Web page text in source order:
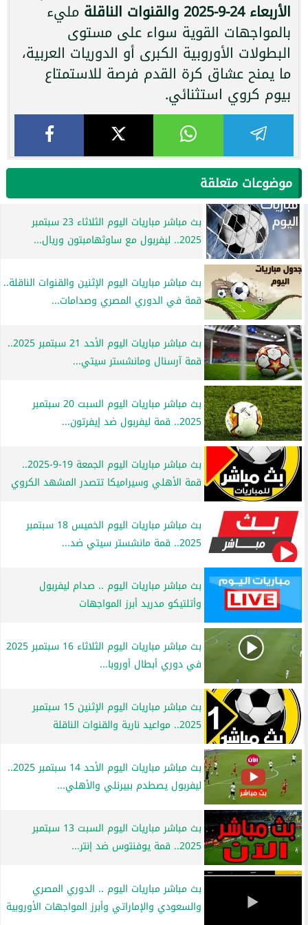
الأربعاء 24-9-2025 والقنوات الناقلة مليء
بالمواجهات القوية سواء على مستوى
البطولات الأوروبية الكبرى أو الدوريات العربية،
ما يمنح عشاق كرة القدم فرصة للاستمتاع
بيوم كروي استثنائي.
موضوعات متعلقة
بث مباشر مباريات اليوم الثلاثاء 23 سبتمبر
2025.. ليفربول مع ساوثهامبتون وريال...
بث مباشر مباريات اليوم الإثنين والقنوات الناقلة..
قمة في الدوري المصري وصدامات...
بث مباشر مباريات اليوم الأحد 21 سبتمبر 2025..
قمة آرسنال ومانشستر سيتي...
بث مباشر مباريات اليوم السبت 20 سبتمبر
2025.. قمة ليفربول ضد إيفرتون...
بث مباشر مباريات اليوم الجمعة 19-9-2025..
قمة الأهلي وسيراميكا تتصدر المشهد الكروي
بث مباشر مباريات اليوم الخميس 18 سبتمبر
2025.. قمة مانشستر سيتي ضد...
بث مباشر مباريات اليوم .. صدام ليفربول
وأتلتيكو مدريد أبرز المواجهات
بث مباشر مباريات اليوم الثلاثاء 16 سبتمبر 2025
في دوري أبطال أوروبا...
بث مباشر مباريات اليوم الإثنين 15 سبتمبر
2025.. مواعيد نارية والقنوات الناقلة
بث مباشر مباريات اليوم الأحد 14 سبتمبر 2025..
ليفربول يصطدم ببيرنلي والأهلي...
بث مباشر مباريات اليوم السبت 13 سبتمبر
2025.. قمة يوفنتوس ضد إنتر...
بث مباشر مباريات اليوم .. الدوري المصري
والسعودي والإماراتي وأبرز المواجهات الأوروبية